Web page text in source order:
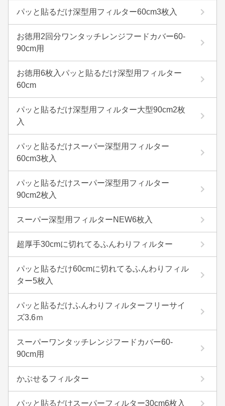
パッと貼るだけ深型用フィルター60cm3枚入
お徳用2回分ワンタッチレンジフードカバー60-
90cm用
お徳用6枚入パッと貼るだけ深型用フィルター
60cm
パッと貼るだけ深型用フィルター大型90cm2枚
入
パッと貼るだけスーパー深型用フィルター
60cm3枚入
パッと貼るだけスーパー深型用フィルター
90cm2枚入
スーパー深型用フィルターNEW6枚入
超厚手30cmに切れてるふんわりフィルター
パッと貼るだけ60cmに切れてるふんわりフィル
ター5枚入
パッと貼るだけふんわりフィルターフリーサイ
ズ3.6ｍ
スーパーワンタッチレンジフードカバー60-
90cm用
かぶせるフィルター
パッと貼るだけスーパーフィルター30cm6枚入